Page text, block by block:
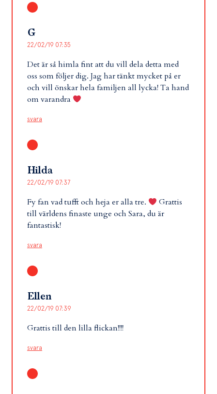
G
22/02/19 07:35
Det är så himla fint att du vill dela detta med
oss som följer dig. Jag har tänkt mycket på er
och vill önskar hela familjen all lycka! Ta hand
om varandra
svara
Hilda
22/02/19 07:37
Fy fan vad tufft och heja er alla tre.
Grattis
till världens finaste unge och Sara, du är
fantastisk!
svara
Ellen
22/02/19 07:39
Grattis till den lilla flickan!!!!
svara